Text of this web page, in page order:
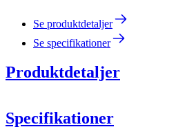
Se produktdetaljer
Se specifikationer
Produktdetaljer
Specifikationer